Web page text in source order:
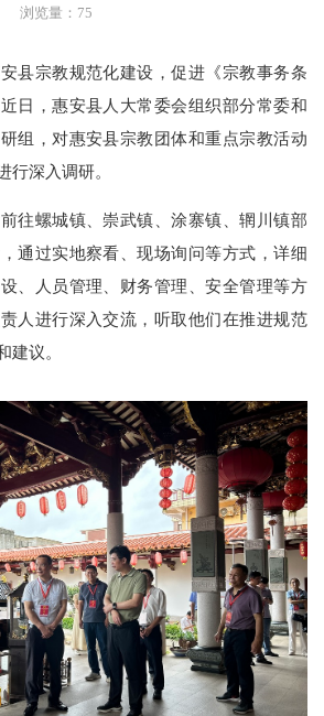
浏览量： 75
宗教规范化建设，促进《宗教事务条
日，惠安县人大常委会组织部分常委和
组，对惠安县宗教团体和重点宗教活动
行深入调研。
螺城镇、崇武镇、涂寨镇、辋川镇部
通过实地察看、现场询问等方式，详细
、人员管理、财务管理、安全管理等方
人进行深入交流，听取他们在推进规范
建议。